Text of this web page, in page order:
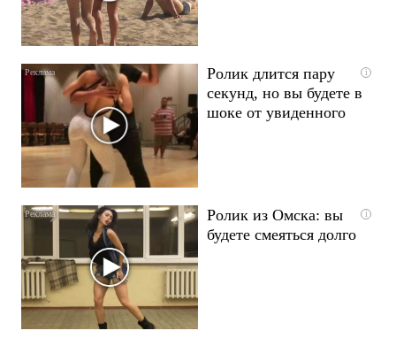
i
Ролик длится пару
секунд, но вы будете в
шоке от увиденного
i
Ролик из Омска: вы
будете смеяться долго